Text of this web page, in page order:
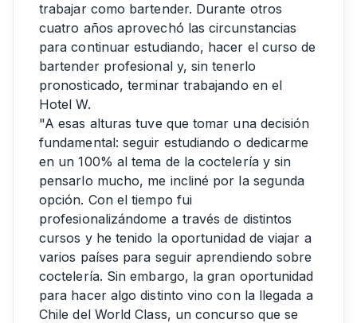
trabajar como bartender. Durante otros
cuatro años aprovechó las circunstancias
para continuar estudiando, hacer el curso de
bartender profesional y, sin tenerlo
pronosticado, terminar trabajando en el
Hotel W.
"A esas alturas tuve que tomar una decisión
fundamental: seguir estudiando o dedicarme
en un 100% al tema de la coctelería y sin
pensarlo mucho, me incliné por la segunda
opción. Con el tiempo fui
profesionalizándome a través de distintos
cursos y he tenido la oportunidad de viajar a
varios países para seguir aprendiendo sobre
coctelería. Sin embargo, la gran oportunidad
para hacer algo distinto vino con la llegada a
Chile del World Class, un concurso que se